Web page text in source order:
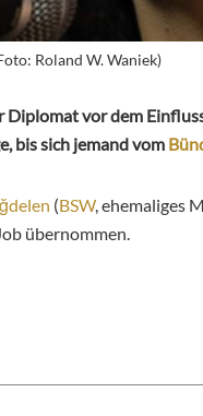
Roland W. Waniek)
Diplomat vor dem
bis sich jemand vom
(BSW, ehemaliges
übernommen.